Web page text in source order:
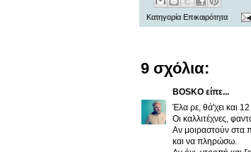
Κατηγορία Επικαιρότητα
9 σχόλια:
BOSKO είπε...
Έλα ρε, θά'χει και
Οι καλλιτέχνες,
Αν μοιραστούν στα
και να πληρώσω.